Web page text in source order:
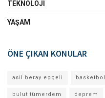
TEKNOLOJI
YAŞAM
ÖNE ÇIKAN KONULAR
asil beray epçeli basketbol
bulut tümerdem deprem